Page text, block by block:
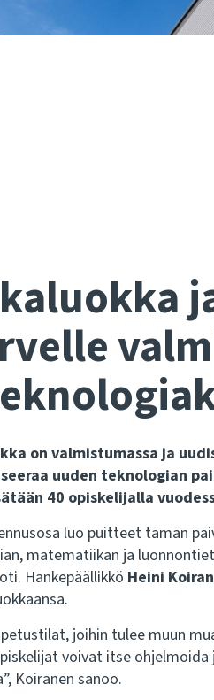
on valmistumassa ja
uuden teknologian
40 opiskelijalla
luo puitteet tämän
matematiikan ja
Hankepäällikkö Heini
joihin tulee muun
voivat itse
Koiranen sanoo.